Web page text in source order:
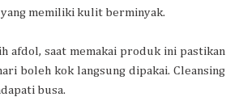
memiliki kulit berminyak.
afdol, saat memakai produk ini pastikan
boleh kok langsung dipakai. Cleansing
busa.